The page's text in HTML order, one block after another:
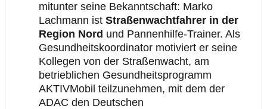
mitunter seine Bekanntschaft: Marko
Lachmann ist Straßenwachtfahrer in der
Region Nord und Pannenhilfe-Trainer. Als
Gesundheitskoordinator motiviert er seine
Kollegen von der Straßenwacht, am
betrieblichen Gesundheitsprogramm
AKTIVMobil teilzunehmen, mit dem der
ADAC den Deutschen